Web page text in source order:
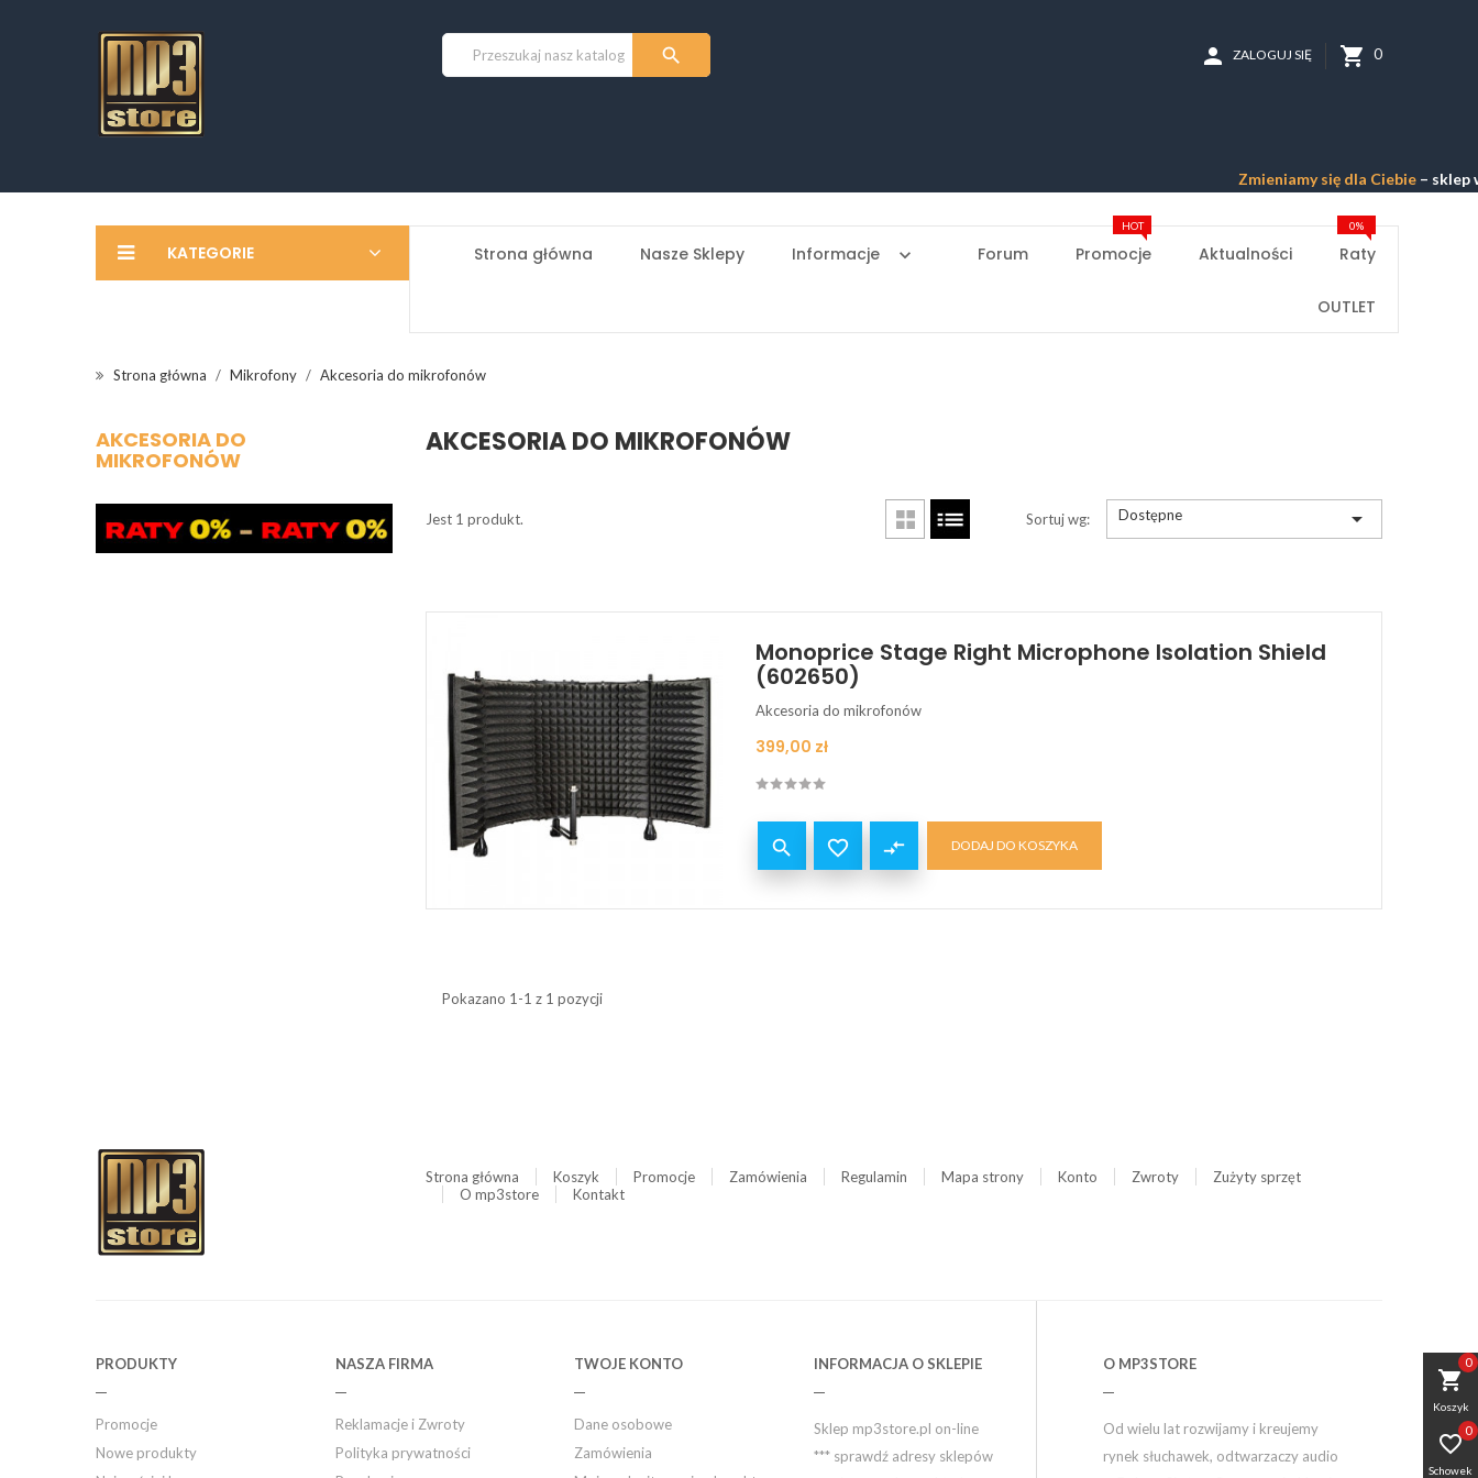
 shopping_cart 0
person ZALOGUJ SIĘ
Zmieniamy się dla Ciebie– sklep w
KATEGORIE Strona główna Nasze Sklepy Informacje keyboard_arrow_down Forum Promocje
HOT
Aktualności Raty
0%
OUTLET
Strona główna Mikrofony Akcesoria do mikrofonów
AKCESORIA DO
MIKROFONÓW
AKCESORIA DO MIKROFONÓW
Jest 1 produkt. Sortuj wg: Dostępne 
Monoprice Stage Right Microphone Isolation Shield
(602650)
Akcesoria do mikrofonów
Cena
399,00 zł
  compare_arrows DODAJ DO KOSZYKA
Pokazano 1-1 z 1 pozycji
Strona główna Koszyk Promocje Zamówienia Regulamin Mapa strony Konto Zwroty
Zużyty sprzęt
O mp3store
Kontakt
PRODUKTY
Promocje
Nowe produkty
NASZA FIRMA
Reklamacje i Zwroty
Polityka prywatności
TWOJE KONTO
Dane osobowe
Zamówienia
INFORMACJA O SKLEPIE
Sklep mp3store.pl on-line
*** sprawdź adresy sklepów
O MP3STORE
Od wielu lat rozwijamy i kreujemy
rynek słuchawek, odtwarzaczy audio
shopping_cart
Koszyk
0

Schowek
0